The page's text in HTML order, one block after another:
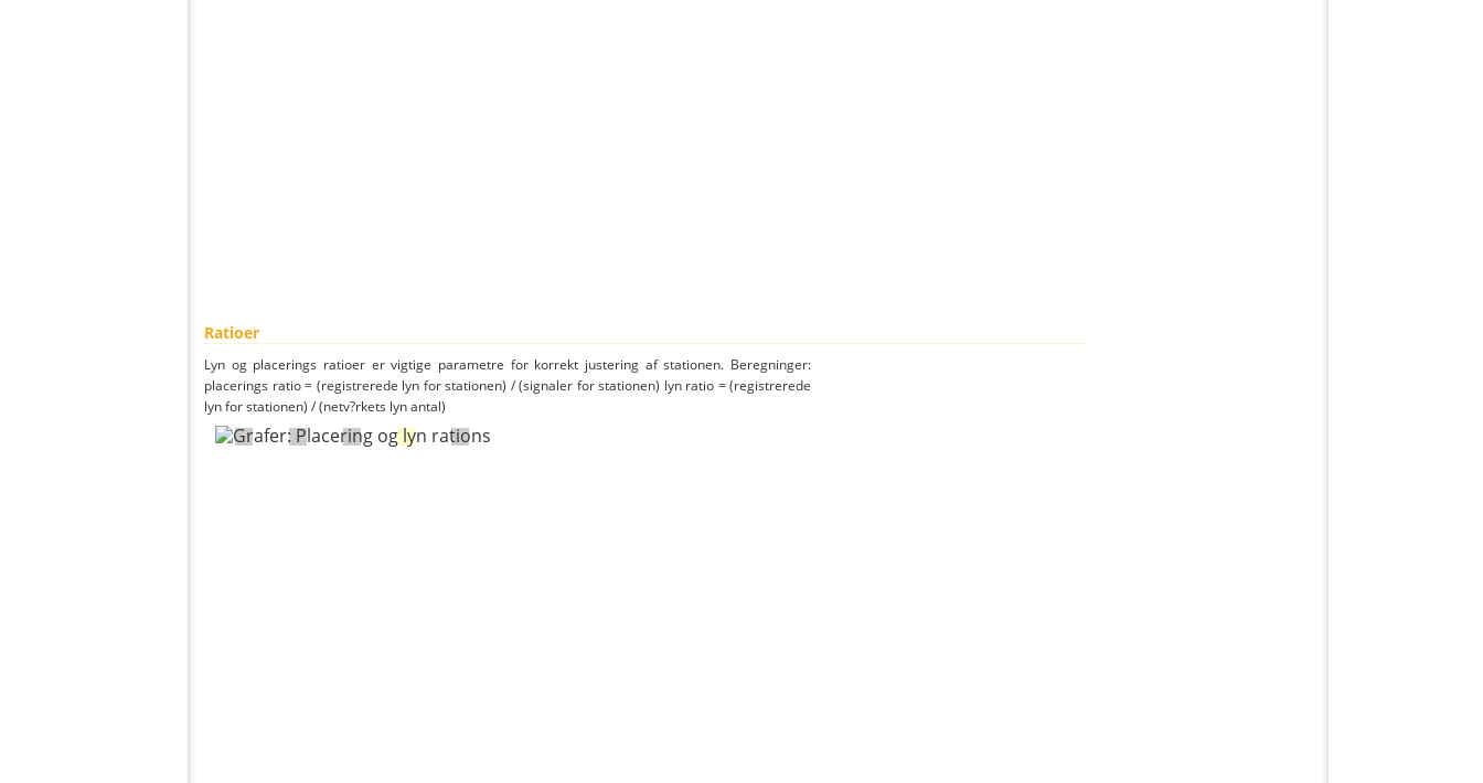
Ratioer
Lyn og placerings ratioer er vigtige parametre for korrekt justering af stationen. Beregninger:
placerings ratio = (registrerede lyn for stationen) / (signaler for stationen) lyn ratio = (registrerede
lyn for stationen) / (netv?rkets lyn antal)